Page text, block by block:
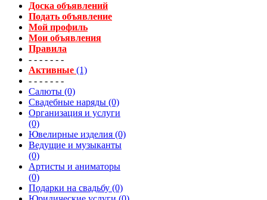
Доска объявлений
Подать объявление
Мой профиль
Мои объявления
Правила
- - - - - - -
Активные (1)
- - - - - - -
Салюты (0)
Свадебные наряды (0)
Организация и услуги
(0)
Ювелирные изделия (0)
Ведущие и музыканты
(0)
Артисты и аниматоры
(0)
Подарки на свадьбу (0)